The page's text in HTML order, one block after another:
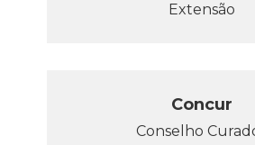
Extensão
Concur
Conselho